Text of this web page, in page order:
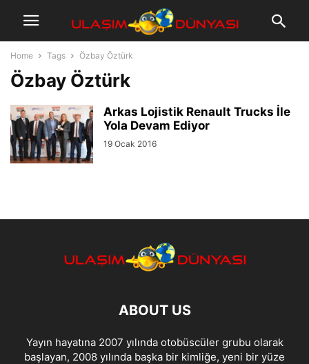
Home Tags Özbay Öztürk
Özbay Öztürk
Arkas Lojistik Renault Trucks İle
Yola Devam Ediyor
19 Ocak 2016
ABOUT US
Yayın hayatına 2007 yılında otobüscüler grubu olarak
başlayan, 2008 yılında başka bir kimliğe, yeni bir yüze